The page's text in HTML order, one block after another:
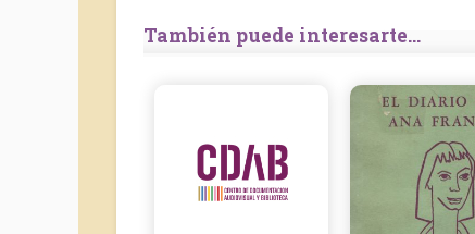
También puede interesarte...